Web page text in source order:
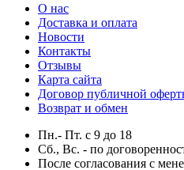
О нас
Доставка и оплата
Новости
Контакты
Отзывы
Карта сайта
Договор публичной
Возврат и обмен
Пн.- Пт. с 9 до 18
Сб., Вс. - по
После согласования с